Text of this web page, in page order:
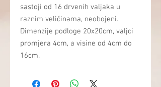
sastoji od 16 drvenih valjaka u
raznim veličinama, neobojeni.
Dimenzije podloge 20x20cm, valjci
promjera 4cm, a visine od 4cm do
16cm.